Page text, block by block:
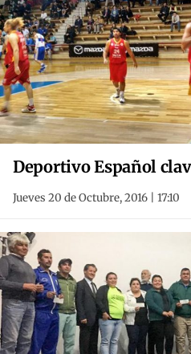
Deportivo Español
Jueves 20 de Octubre, 2016 | 17:10